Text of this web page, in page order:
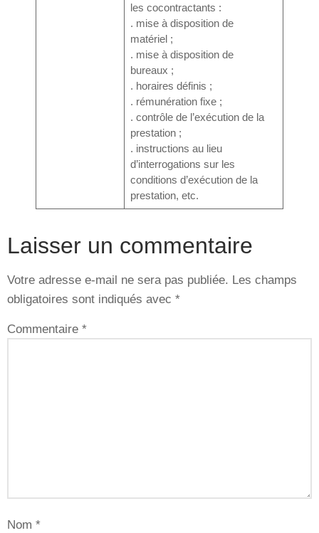
les cocontractants :
. mise à disposition de
matériel ;
. mise à disposition de
bureaux ;
. horaires définis ;
. rémunération fixe ;
. contrôle de l’exécution de la
prestation ;
. instructions au lieu
d’interrogations sur les
conditions d’exécution de la
prestation, etc.
Laisser un commentaire
Votre adresse e-mail ne sera pas publiée. Les champs
obligatoires sont indiqués avec *
Commentaire *
Nom *